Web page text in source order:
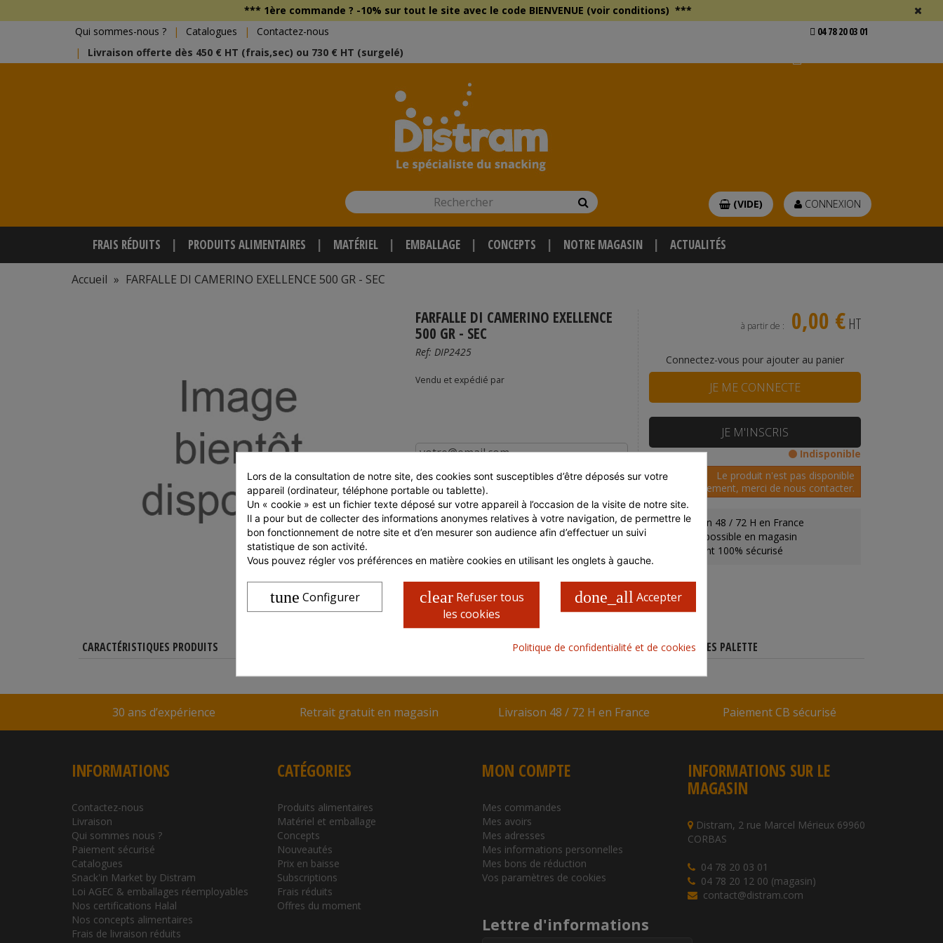
*** 1ère commande ? -10% sur tout le site avec le code BIENVENUE (voir conditions) ***
Qui sommes-nous ?
Catalogues
Contactez-nous
Livraison offerte dès 450 € HT (frais,sec) ou 730 € HT (surgelé)
04 78 20 03 01
Rechercher Rechercher CONNEXION
(VIDE)
FRAIS RÉDUITS PRODUITS ALIMENTAIRES MATÉRIEL EMBALLAGE CONCEPTS NOTRE MAGASIN ACTUALITÉS
Accueil » FARFALLE DI CAMERINO EXELLENCE 500 GR - SEC
FARFALLE DI CAMERINO EXELLENCE
500 GR - SEC
Ref: DIP2425
Vendu et expédié par
Prévenez-moi lorsque le produit est disponible
à partir de : 0,00 € HT
Connectez-vous pour ajouter au panier
JE ME CONNECTE
JE M'INSCRIS
Indisponible
Le produit n'est pas disponible
actuellement, merci de nous contacter.
Livraison 48 / 72 H en France
Retrait possible en magasin
Paiement 100% sécurisé
CARACTÉRISTIQUES PRODUITS CARACTÉRISTIQUES PALETTE
30 ans d’expérience Retrait gratuit en magasin Livraison 48 / 72 H en France Paiement CB sécurisé
INFORMATIONS
Contactez-nous
Livraison
Qui sommes nous ?
Paiement sécurisé
Catalogues
Snack'in Market by Distram
Loi AGEC & emballages réemployables
Nos certifications Halal
Nos concepts alimentaires
Frais de livraison réduits
CATÉGORIES
Produits alimentaires
Matériel et emballage
Concepts
Nouveautés
Prix en baisse
Subscriptions
Frais réduits
Offres du moment
MON COMPTE
Mes commandes
Mes avoirs
Mes adresses
Mes informations personnelles
Mes bons de réduction
Vos paramètres de cookies
INFORMATIONS SUR LE
MAGASIN
Distram, 2 rue Marcel Mérieux 69960
CORBAS
04 78 20 03 01
04 78 20 12 00 (magasin)
contact@distram.com
Lettre d'informations
Lors de la consultation de notre site, des cookies sont susceptibles d’être déposés sur votre
appareil (ordinateur, téléphone portable ou tablette).
Un « cookie » est un fichier texte déposé sur votre appareil à l’occasion de la visite de notre site.
Il a pour but de collecter des informations anonymes relatives à votre navigation, de permettre le
bon fonctionnement de notre site et d’en mesurer son audience afin d’effectuer un suivi
statistique de son activité.
Vous pouvez régler vos préférences en matière cookies en utilisant les onglets à gauche.
done_all Accepter
clear Refuser tous
les cookies
tune Configurer
Politique de confidentialité et de cookies